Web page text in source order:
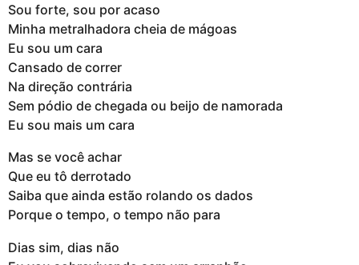
Sou forte, sou por acaso
Minha metralhadora cheia de mágoas
Eu sou um cara
Cansado de correr
Na direção contrária
Sem pódio de chegada ou beijo de namorada
Eu sou mais um cara
Mas se você achar
Que eu tô derrotado
Saiba que ainda estão rolando os dados
Porque o tempo, o tempo não para
Dias sim, dias não